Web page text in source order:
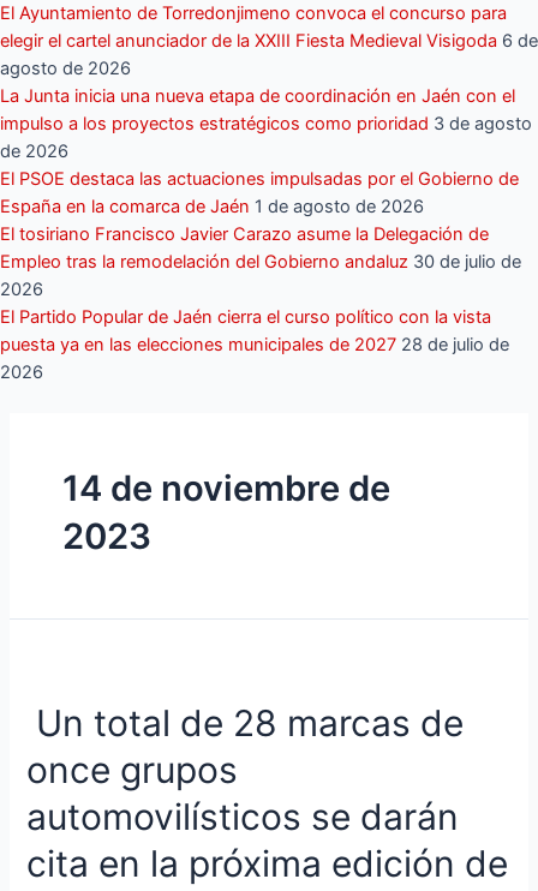
El Ayuntamiento de Torredonjimeno convoca el concurso para
elegir el cartel anunciador de la XXIII Fiesta Medieval Visigoda 6 de
agosto de 2026
La Junta inicia una nueva etapa de coordinación en Jaén con el
impulso a los proyectos estratégicos como prioridad 3 de agosto
de 2026
El PSOE destaca las actuaciones impulsadas por el Gobierno de
España en la comarca de Jaén 1 de agosto de 2026
El tosiriano Francisco Javier Carazo asume la Delegación de
Empleo tras la remodelación del Gobierno andaluz 30 de julio de
2026
El Partido Popular de Jaén cierra el curso político con la vista
puesta ya en las elecciones municipales de 2027 28 de julio de
2026
14 de noviembre de
2023
Un total de 28 marcas de
once grupos
automovilísticos se darán
cita en la próxima edición de